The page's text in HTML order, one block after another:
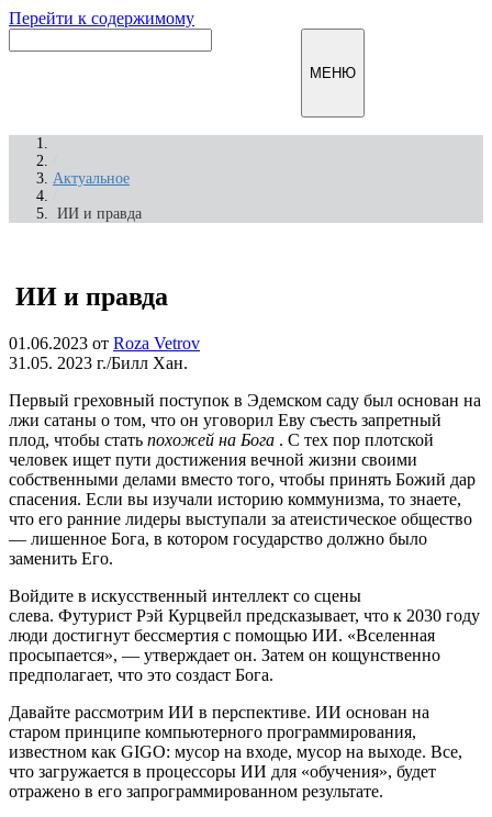
Перейти к содержимому
МЕНЮ
Актуальное
ИИ и правда
ИИ и правда
01.06.2023 от Roza Vetrov
31.05. 2023 г./Билл Хан.
Первый греховный поступок в Эдемском саду был основан на
лжи сатаны о том, что он уговорил Еву съесть запретный
плод, чтобы стать похожей на Бога . С тех пор плотской
человек ищет пути достижения вечной жизни своими
собственными делами вместо того, чтобы принять Божий дар
спасения. Если вы изучали историю коммунизма, то знаете,
что его ранние лидеры выступали за атеистическое общество
— лишенное Бога, в котором государство должно было
заменить Его.
Войдите в искусственный интеллект со сцены
слева. Футурист Рэй Курцвейл предсказывает, что к 2030 году
люди достигнут бессмертия с помощью ИИ. «Вселенная
просыпается», — утверждает он. Затем он кощунственно
предполагает, что это создаст Бога.
Давайте рассмотрим ИИ в перспективе. ИИ основан на
старом принципе компьютерного программирования,
известном как GIGO: мусор на входе, мусор на выходе. Все,
что загружается в процессоры ИИ для «обучения», будет
отражено в его запрограммированном результате.